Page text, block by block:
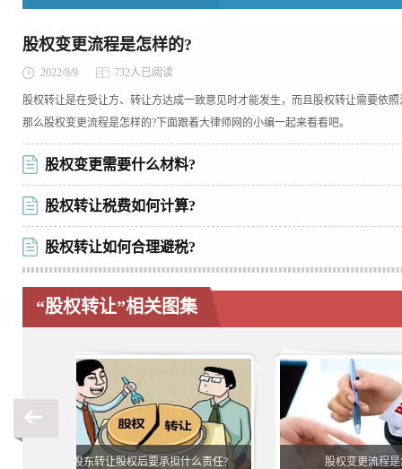
股权变更流程是怎样的?
2022/8/9 732人已阅读
股权转让是在受让方、转让方达成一致意见时才能发生，而且股权转让需要依
那么股权变更流程是怎样的?下面跟着大律师网的小编一起来看看吧。
股权变更需要什么材料?
股权转让税费如何计算?
股权转让如何合理避税?
“股权转让”相关图集
股东转让股权后要承担什么责任? 股权变更流程